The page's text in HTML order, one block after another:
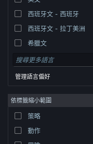
權人在美國與其它國家（地區）之財產。
Cookie
西班牙文 - 西班牙
西班牙文 - 拉丁美洲
希臘文
管理語言偏好
依標籤縮小範圍
策略
動作